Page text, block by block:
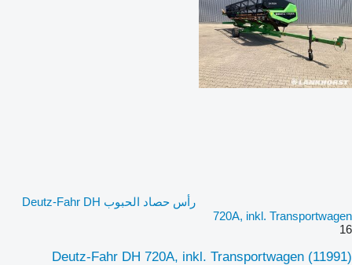
رأس حصاد الحبوب Deutz-Fahr DH
720A, inkl. Transportwagen
16
Deutz-Fahr DH 720A, inkl. Transportwagen (11991)